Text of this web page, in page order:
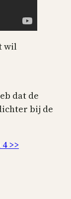
wil
dat de
bij de
>>